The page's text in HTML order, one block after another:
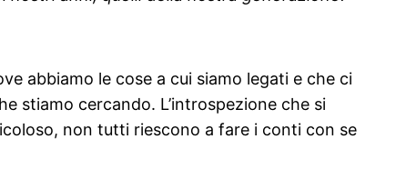
abbiamo le cose a cui siamo legati e che ci
stiamo cercando. L’introspezione che si
non tutti riescono a fare i conti con se